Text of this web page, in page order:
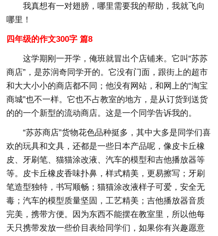
我真想有一对翅膀，哪里需要我的帮助，我就飞向
哪里！
四年级的作文300字 篇8
这学期刚一开学，俺班就冒出个店铺来。它叫“苏苏
商店”，是苏润奇同学开的。它没有门面，跟街上的超市
和大大小小的商店都不同；他没有网站，和网上的“淘宝
商城”也不一样。它也不占教室的地方，是从订货到送货
的的一个新型的流动商店。这是一个同学告诉我的。
“苏苏商店”货物花色品种挺多，其中大多是同学们喜
欢的玩具和文具，还都是一些日本产品呢，像皮卡丘橡
皮、牙刷笔、猫猫涂改液、汽车的模型和吉他播放器等
等。皮卡丘橡皮香味扑鼻，样式精美，更易擦写；牙刷
笔造型独特，书写顺畅；猫猫涂改液样子可爱，安全无
毒；汽车的模型质量坚固，工艺精美；吉他播放器音质
完美，携带方便。因为东西不能摆在教室里，所以他每
天只携带发放一些价目表给同学们，如果你有兴趣愿意